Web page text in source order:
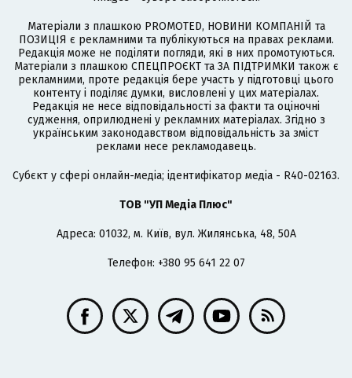
Матеріали з плашкою PROMOTED, НОВИНИ КОМПАНІЙ та
ПОЗИЦІЯ є рекламними та публікуються на правах реклами.
Редакція може не поділяти погляди, які в них промотуються.
Матеріали з плашкою СПЕЦПРОЄКТ та ЗА ПІДТРИМКИ також є
рекламними, проте редакція бере участь у підготовці цього
контенту і поділяє думки, висловлені у цих матеріалах.
Редакція не несе відповідальності за факти та оціночні
судження, оприлюднені у рекламних матеріалах. Згідно з
українським законодавством відповідальність за зміст
реклами несе рекламодавець.
Cубєкт у сфері онлайн-медіа; ідентифікатор медіа - R40-02163.
ТОВ "УП Медіа Плюс"
Адреса: 01032, м. Київ, вул. Жилянська, 48, 50А
Телефон: +380 95 641 22 07